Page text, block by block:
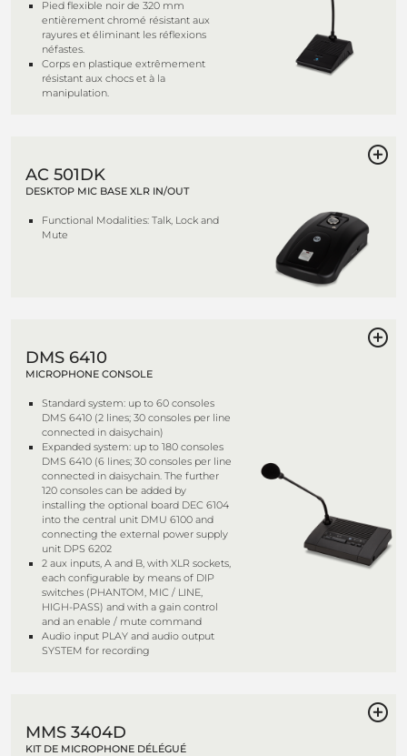
Pied flexible noir de 320 mm
entièrement chromé résistant aux
rayures et éliminant les réflexions
néfastes.
Corps en plastique extrêmement
résistant aux chocs et à la
manipulation.
AC 501DK
DESKTOP MIC BASE XLR IN/OUT
Functional Modalities: Talk, Lock and
Mute
DMS 6410
MICROPHONE CONSOLE
Standard system: up to 60 consoles
DMS 6410 (2 lines; 30 consoles per line
connected in daisychain)
Expanded system: up to 180 consoles
DMS 6410 (6 lines; 30 consoles per line
connected in daisychain. The further
120 consoles can be added by
installing the optional board DEC 6104
into the central unit DMU 6100 and
connecting the external power supply
unit DPS 6202
2 aux inputs, A and B, with XLR sockets,
each configurable by means of DIP
switches (PHANTOM, MIC / LINE,
HIGH-PASS) and with a gain control
and an enable / mute command
Audio input PLAY and audio output
SYSTEM for recording
MMS 3404D
KIT DE MICROPHONE DÉLÉGUÉ